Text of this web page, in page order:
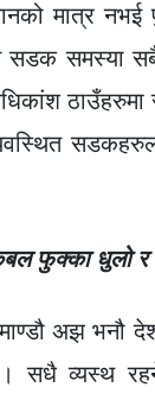
मात्र नभई
सडक समस्या
ठाउँहरुमा
फुक्का धुलो र
अझ भनौ
। सधै व्यस्थ